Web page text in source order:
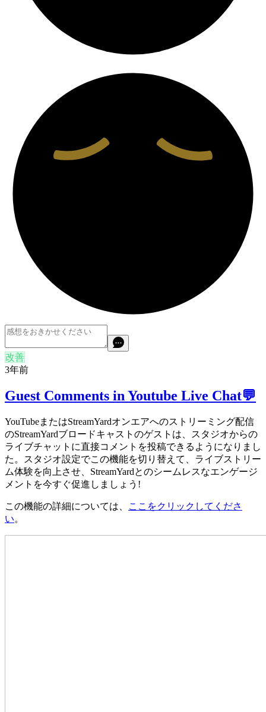
改善
3年前
Guest Comments in Youtube Live Chat💬
YouTubeまたはStreamYardオンエアへのストリーミング配信
のStreamYardブロードキャストのゲストは、スタジオからの
ライブチャットに直接コメントを投稿できるようになりまし
た。スタジオ設定でこの機能を切り替えて、ライブストリー
ム体験を向上させ、StreamYardとのシームレスなエンゲージ
メントを今すぐ促進しましょう!
この機能の詳細については、
ここをクリックしてくださ
い。